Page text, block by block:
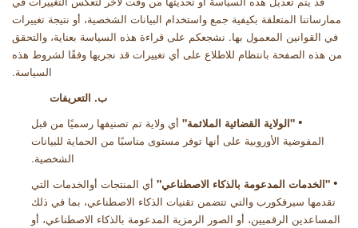
ممارساتنا المتعلقة بكيفية جمع واستخدام البيانات الشخصية، أو نتيجة تغييرات
في القوانين المعمول بها. نشجعكم على قراءة هذه السياسة بعناية، والتحقق
من هذه الصفحة بانتظام للاطلاع على أي تغييرات قد نجريها وفقًا لشروط هذه
السياسة.
ب. التعريفات
•
"الولاية القضائية الملائمة" أي ولاية تم تصنيفها رسميًا من قبل
المفوضية الأوروبية على أنها توفر مستوى مناسبًا من الحماية للبيانات
الشخصية.
•
"الخدمات المدعومة بالذكاء الاصطناعي" أي المنتجات أوالخدمات التي
تقدمها سيرفكورب والتي تتضمن تقنيات الذكاء الاصطناعي، بما في ذلك
المساعدين الرقميين، أو الصور الرمزية المدعومة بالذكاء الاصطناعي، أو